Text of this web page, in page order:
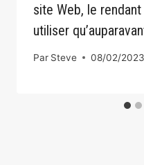
site Web, le
utiliser
Par Steve 08/02/2023